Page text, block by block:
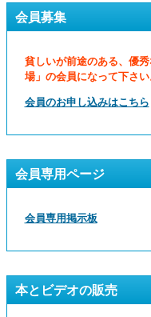
会員募集
貧しいが前途のある、優
場」の会員になって下さい
会員のお申し込みはこちら
会員専用ページ
会員専用掲示板
本とビデオの販売